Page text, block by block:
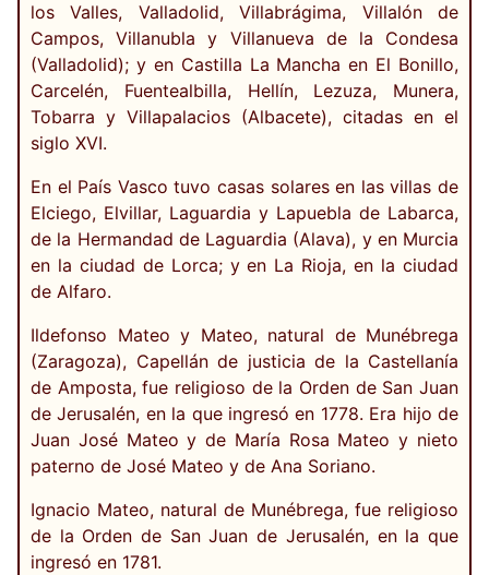
los Valles, Valladolid, Villabrágima, Villalón de
Campos, Villanubla y Villanueva de la Condesa
(Valladolid); y en Castilla La Mancha en El Bonillo,
Carcelén, Fuentealbilla, Hellín, Lezuza, Munera,
Tobarra y Villapalacios (Albacete), citadas en el
siglo XVI.
En el País Vasco tuvo casas solares en las villas de
Elciego, Elvillar, Laguardia y Lapuebla de Labarca,
de la Hermandad de Laguardia (Alava), y en Murcia
en la ciudad de Lorca; y en La Rioja, en la ciudad
de Alfaro.
Ildefonso Mateo y Mateo, natural de Munébrega
(Zaragoza), Capellán de justicia de la Castellanía
de Amposta, fue religioso de la Orden de San Juan
de Jerusalén, en la que ingresó en 1778. Era hijo de
Juan José Mateo y de María Rosa Mateo y nieto
paterno de José Mateo y de Ana Soriano.
Ignacio Mateo, natural de Munébrega, fue religioso
de la Orden de San Juan de Jerusalén, en la que
ingresó en 1781.